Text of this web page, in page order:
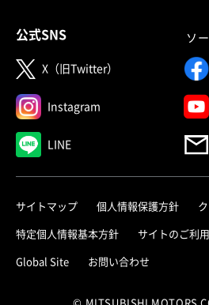
公式SNS ソ
X（旧Twitter）
Instagram
LINE
サイトマップ 個人情報保護方針
特定個人情報基本方針 サイトのご利
Global Site お問い合わせ